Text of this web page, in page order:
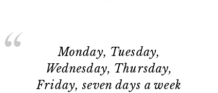
Monday, Tuesday,
Wednesday, Thursday,
Friday, seven days a week